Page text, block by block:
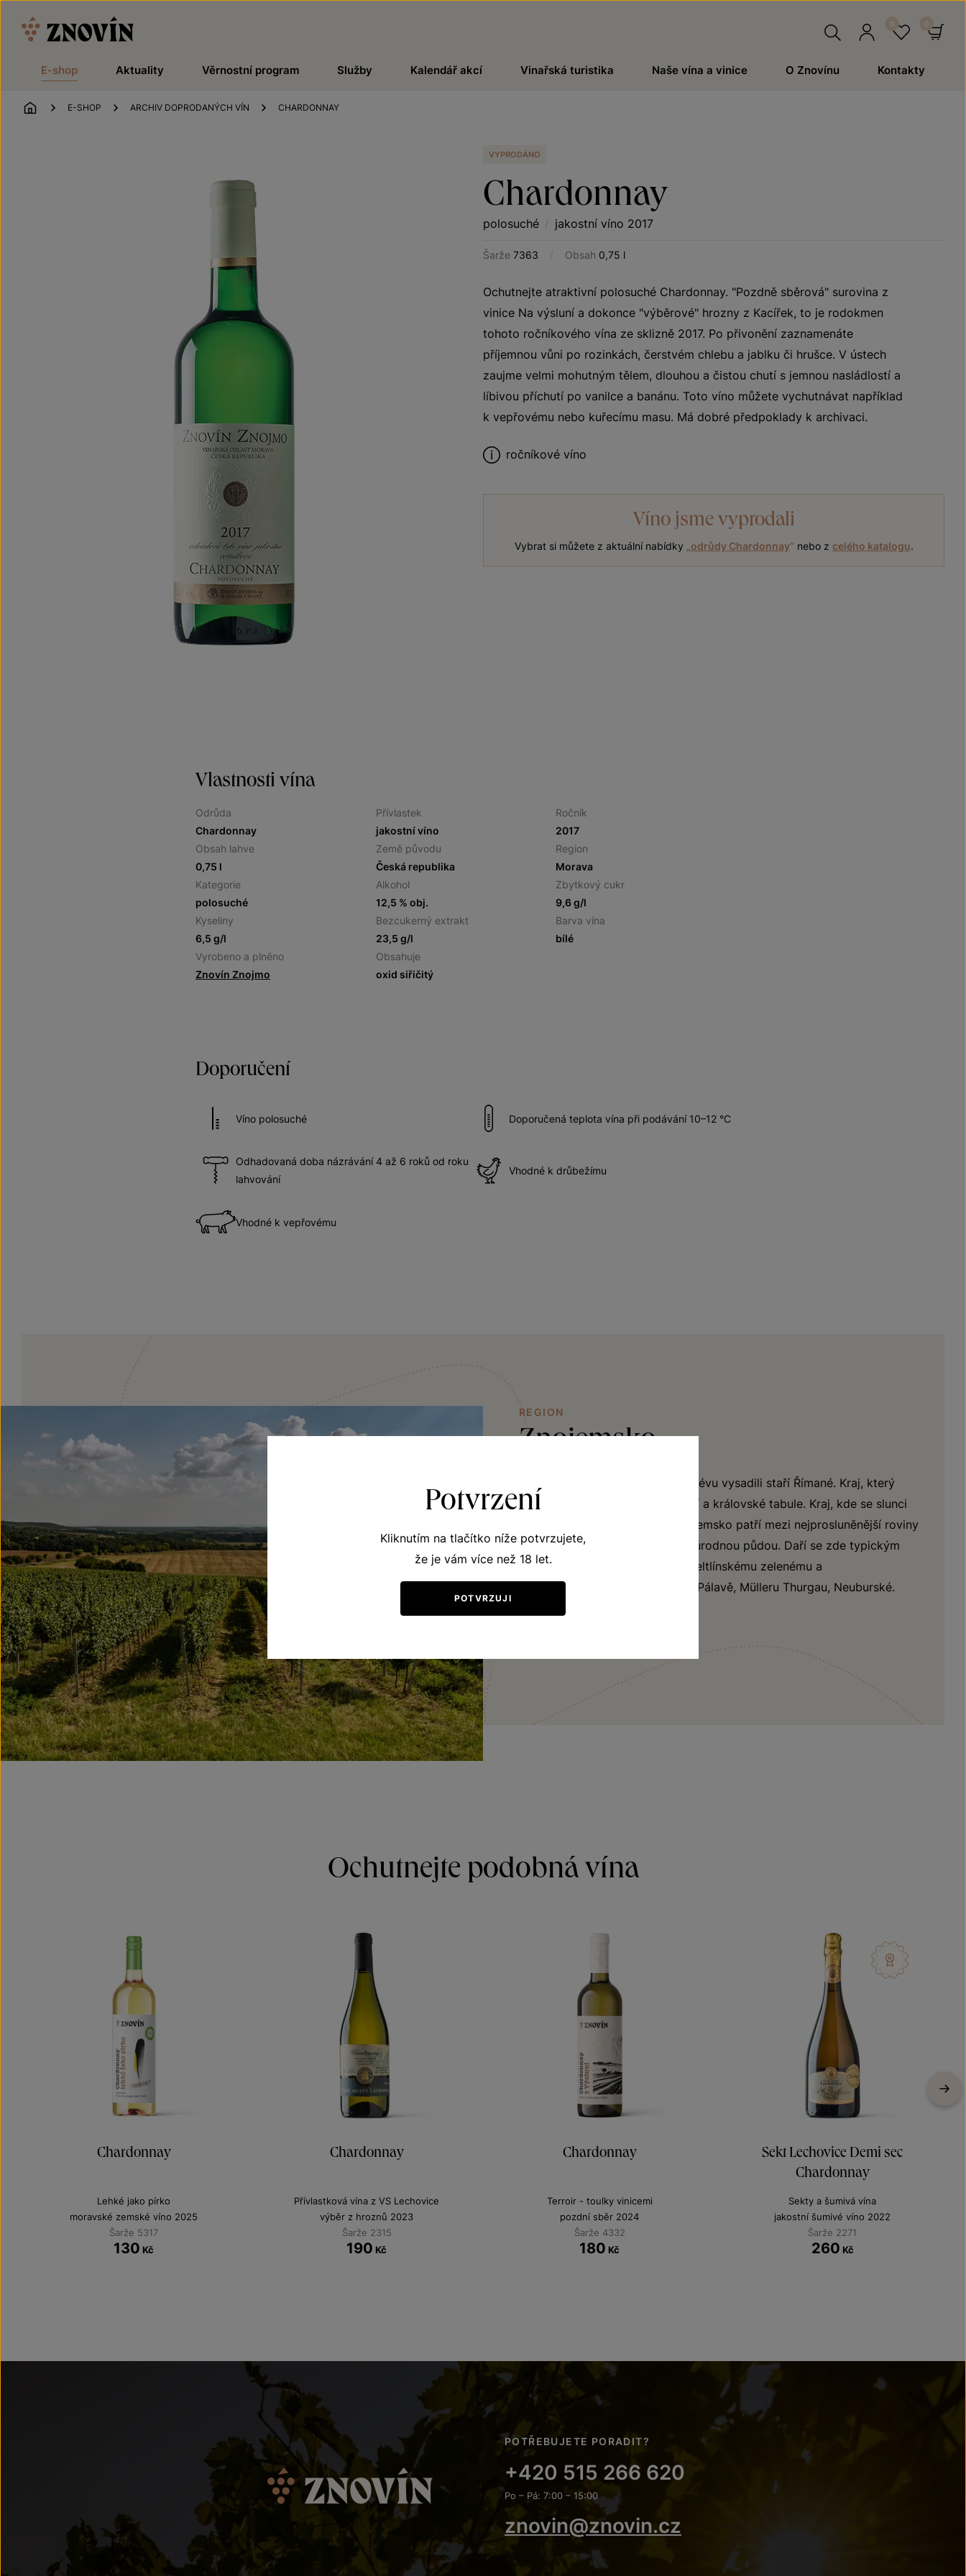
E-shop Aktuality Věrnostní program Služby Kalendář akcí Vinařská turistika Naše vína a vinice O Znovínu Kontakty
ÚVOD
E-SHOP ARCHIV DOPRODANÝCH VÍN CHARDONNAY
VYPRODÁNO
Chardonnay
polosuché / jakostní víno 2017
Šarže 7363 / Obsah 0,75 l
Ochutnejte atraktivní polosuché Chardonnay. "Pozdně sběrová" surovina z
vinice Na výsluní a dokonce "výběrové" hrozny z Kacířek, to je rodokmen
tohoto ročníkového vína ze sklizně 2017. Po přivonění zaznamenáte
příjemnou vůni po rozinkách, čerstvém chlebu a jablku či hrušce. V ústech
zaujme velmi mohutným tělem, dlouhou a čistou chutí s jemnou nasládlostí a
líbivou příchutí po vanilce a banánu. Toto víno můžete vychutnávat například
k vepřovému nebo kuřecímu masu. Má dobré předpoklady k archivaci.
ročníkové víno
Víno jsme vyprodali
Vybrat si můžete z aktuální nabídky odrůdy Chardonnay“ nebo z celého katalogu.
Vlastnosti vína
Odrůda
Chardonnay
Přívlastek
jakostní víno
Ročník
2017
Obsah lahve
0,75 l
Země původu
Česká republika
Region
Morava
Kategorie
polosuché
Alkohol
12,5 % obj.
Zbytkový cukr
9,6 g/l
Kyseliny
6,5 g/l
Bezcukerný extrakt
23,5 g/l
Barva vína
bílé
Vyrobeno a plněno
Znovín Znojmo
Obsahuje
oxid siřičitý
Doporučení
Víno polosuché Doporučená teplota vína při podávání 10–12 °C
Odhadovaná doba názrávání 4 až 6 roků od roku
lahvování
Vhodné k drůbežímu
Vhodné k vepřovému
REGION
Znojemsko
Kraj, kam pravděpodobně první révu vysadili staří Římané. Kraj, který
dodával skvostná vína na knížecí a královské tabule. Kraj, kde se slunci
nechce každý den zapadat. Znojemsko patří mezi nejprosluněnější roviny
u nás, tvořené sprašemi a velmi úrodnou půdou. Daří se zde typickým
odrůdám – Ryzlinku rýnskému, Veltlínskému zelenému a
Sauvignonu,Tramínu červenému, Pálavě, Mülleru Thurgau, Neuburské.
Ochutnejte podobná vína
Chardonnay
Lehké jako pírko
moravské zemské víno 2025
Šarže 5317
130 Kč
Chardonnay
Přívlastková vína z VS Lechovice
výběr z hroznů 2023
Šarže 2315
190 Kč
Chardonnay
Terroir - toulky vinicemi
pozdní sběr 2024
Šarže 4332
180 Kč
Sekt Lechovice Demi sec
Chardonnay
Sekty a šumivá vína
jakostní šumivé víno 2022
Šarže 2271
260 Kč
POTŘEBUJETE PORADIT?
+420 515 266 620
Po – Pá: 7:00 – 15:00
znovin@znovin.cz
Potvrzení
Kliknutím na tlačítko níže potvrzujete,
že je vám více než 18 let.
POTVRZUJI